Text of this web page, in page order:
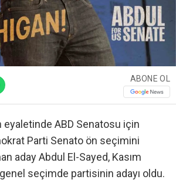
ABONE OL
eyaletinde ABD Senatosu için
Parti Senato ön seçimini
aday Abdul El-Sayed, Kasım
genel seçimde partisinin adayı oldu.